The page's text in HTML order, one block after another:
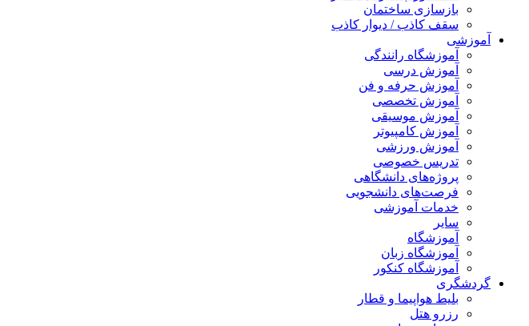
بازسازی ساختمان
سقف کاذب / دیوار کاذب
آموزشی
آموزشگاه رانندگی
آموزش درسی
آموزش حرفه و فن
آموزش تخصصی
آموزش موسیقی
آموزش کامپیوتر
آموزش ورزشی
تدریس خصوصی
پروژه‌های دانشگاهی
فرصت‌های دانشجویی
خدمات آموزشی
سایر
آموزشگاه
آموزشگاه زبان
آموزشگاه کنکور
گردشگری
بلیط هواپیما و قطار
رزرو هتل